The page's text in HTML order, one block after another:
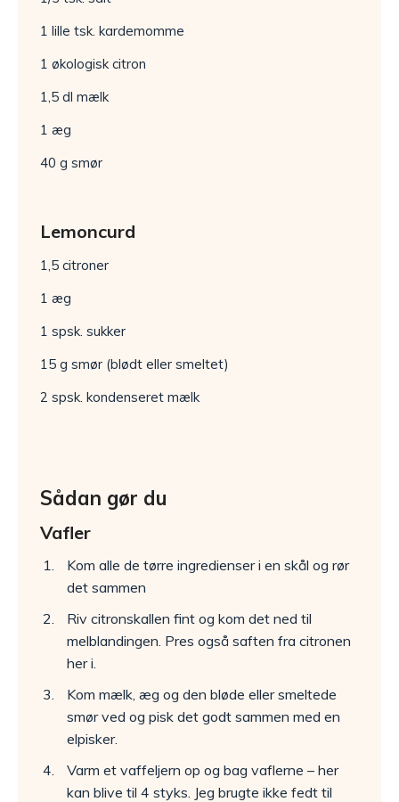
1 lille tsk. kardemomme
1 økologisk citron
1,5 dl mælk
1 æg
40 g smør
Lemoncurd
1,5 citroner
1 æg
1 spsk. sukker
15 g smør (blødt eller smeltet)
2 spsk. kondenseret mælk
Sådan gør du
Vafler
Kom alle de tørre ingredienser i en skål og rør
det sammen
Riv citronskallen fint og kom det ned til
melblandingen. Pres også saften fra citronen
her i.
Kom mælk, æg og den bløde eller smeltede
smør ved og pisk det godt sammen med en
elpisker.
Varm et vaffeljern op og bag vaflerne – her
kan blive til 4 styks. Jeg brugte ikke fedt til